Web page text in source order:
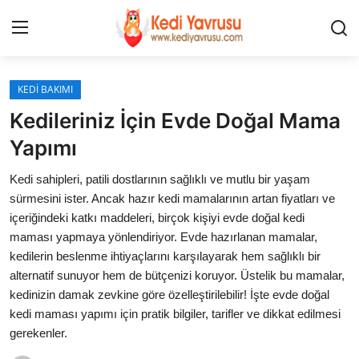
Giriş
HAKKIMIZDA
REKLAM
KEDİ CİNSLERİ
KEDİPEDİA
KEDİ BAKIMI
KEDİ BAKIMI
Kedileriniz İçin Evde Doğal Mama
Yapımı
Kedi sahipleri, patili dostlarının sağlıklı ve mutlu bir yaşam
sürmesini ister. Ancak hazır kedi mamalarının artan fiyatları ve
içeriğindeki katkı maddeleri, birçok kişiyi evde doğal kedi
maması yapmaya yönlendiriyor. Evde hazırlanan mamalar,
kedilerin beslenme ihtiyaçlarını karşılayarak hem sağlıklı bir
alternatif sunuyor hem de bütçenizi koruyor. Üstelik bu mamalar,
kedinizin damak zevkine göre özelleştirilebilir! İşte evde doğal
kedi maması yapımı için pratik bilgiler, tarifler ve dikkat edilmesi
gerekenler.